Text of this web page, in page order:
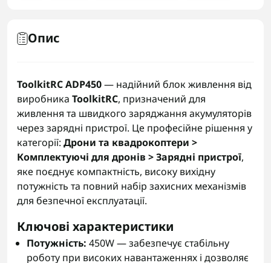
Опис
ToolkitRC ADP450— надійний блок живлення від
виробника ToolkitRC, призначений для
живлення та швидкого заряджання акумуляторів
через зарядні пристрої. Це професійне рішення у
категорії: Дрони та квадрокоптери >
Комплектуючі для дронів > Зарядні пристрої,
яке поєднує компактність, високу вихідну
потужність та повний набір захисних механізмів
для безпечної експлуатації.
Ключові характеристики
Потужність: 450W — забезпечує стабільну
роботу при високих навантаженнях і дозволяє